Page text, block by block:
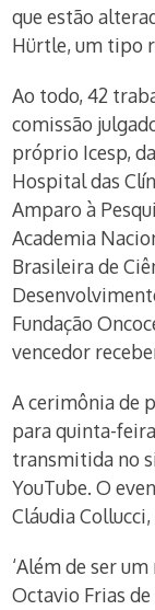
que estão
Hürtle, um tipo
Ao todo, 42
comissão
próprio Icesp,
Hospital das
Amparo à
Academia
Brasileira de
Fundação
vencedor
A cerimônia de
para quinta-
transmitida no
YouTube. O
Cláudia
‘Além de ser
Octavio Frias